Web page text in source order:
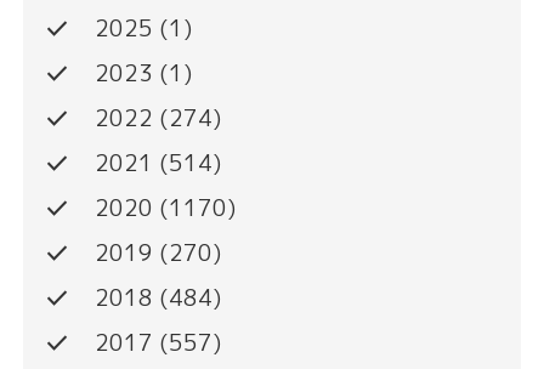
done 2025 (1)
done 2023 (1)
done 2022 (274)
done 2021 (514)
done 2020 (1170)
done 2019 (270)
done 2018 (484)
done 2017 (557)